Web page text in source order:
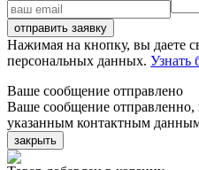
отправить заявку
Нажимая на кнопку, вы даете
персональных данных. Узнать
Ваше сообщение отправлено
Ваше сообщение
указанным контактным
закрыть